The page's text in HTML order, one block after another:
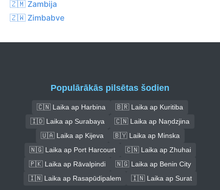
🇿🇲 Zambija
🇿🇼 Zimbabve
Populārākās pilsētas šodien
🇨🇳 Laika ap Harbina
🇧🇷 Laika ap Kuritiba
🇮🇩 Laika ap Surabaya
🇨🇳 Laika ap Naņdzjina
🇺🇦 Laika ap Kijeva
🇧🇾 Laika ap Minska
🇳🇬 Laika ap Port Harcourt
🇨🇳 Laika ap Zhuhai
🇵🇰 Laika ap Rāvalpindi
🇳🇬 Laika ap Benin City
🇮🇳 Laika ap Rasapūdipalem
🇮🇳 Laika ap Surat